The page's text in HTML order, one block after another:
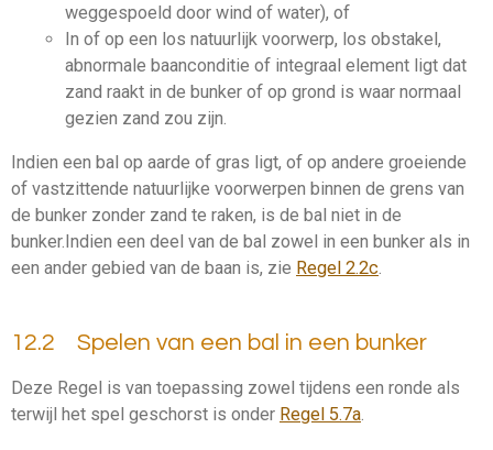
weggespoeld door wind of water), of
In of op een los natuurlijk voorwerp, los obstakel,
abnormale baanconditie of integraal element ligt dat
zand raakt in de bunker of op grond is waar normaal
gezien zand zou zijn.
Indien een bal op aarde of gras ligt, of op andere groeiende
of vastzittende natuurlijke voorwerpen binnen de grens van
de bunker zonder zand te raken, is de bal niet in de
bunker.Indien een deel van de bal zowel in een bunker als in
een ander gebied van de baan is, zie Regel 2.2c.
12.2 Spelen van een bal in een bunker
Deze Regel is van toepassing zowel tijdens een ronde als
terwijl het spel geschorst is onder Regel 5.7a.